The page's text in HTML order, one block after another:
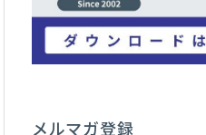
メルマガ登録